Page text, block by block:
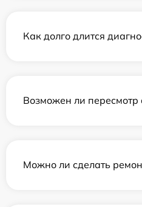
Как долго длится
Возможен ли пересмотр
Можно ли сделать